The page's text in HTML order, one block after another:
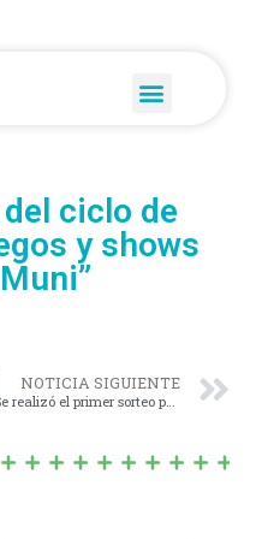
ciclo de
y shows
NOTICIA SIGUIENTE
Se realizó el primer sorteo público de viviendas en Navarro.